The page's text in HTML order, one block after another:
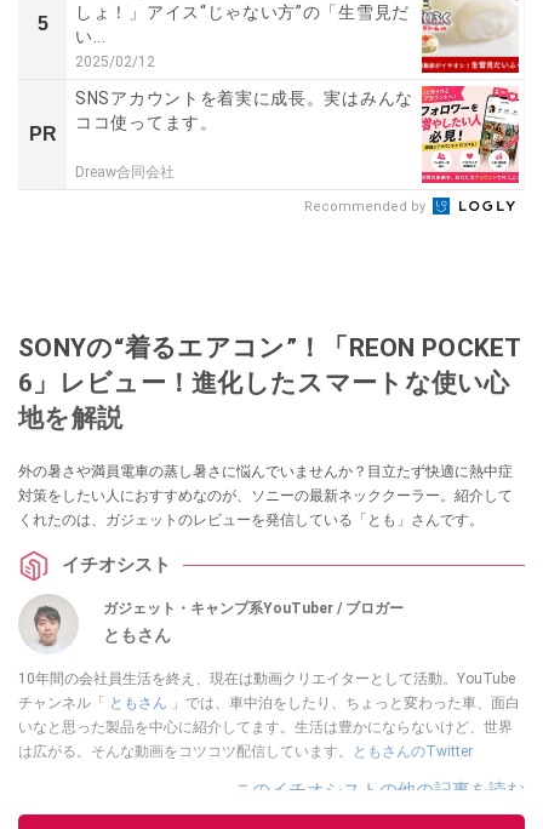
5
しょ！」アイス“じゃない方”の「生雪見だ
い...
2025/02/12
PR
SNSアカウントを着実に成長。実はみんな
ココ使ってます。
Dreaw合同会社
Recommended by
SONYの“着るエアコン”！「REON POCKET
6」レビュー！進化したスマートな使い心
地を解説
外の暑さや満員電車の蒸し暑さに悩んでいませんか？目立たず快適に熱中症
対策をしたい人におすすめなのが、ソニーの最新ネッククーラー。紹介して
くれたのは、ガジェットのレビューを発信している「とも」さんです。
イチオシスト
ガジェット・キャンプ系YouTuber / ブロガー
ともさん
10年間の会社員生活を終え、現在は動画クリエイターとして活動。YouTube
チャンネル「 ともさん 」では、車中泊をしたり、ちょっと変わった車、面白
いなと思った製品を中心に紹介してます。生活は豊かにならないけど、世界
は広がる。そんな動画をコツコツ配信しています。
ともさんのTwitter
このイチオシストの他の記事を読む